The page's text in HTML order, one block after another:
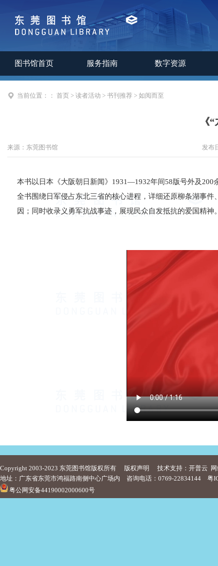
图书馆首页 服务指南 数字资源
当前位置：： 首页 > 读者活动 > 书刊推荐 > 如阅而至
《
来源： 东莞图书馆 发布
本书以日本《大阪朝日新闻》1931—1932年间58版号外及
全书围绕日军侵占东北三省的核心进程，详细还原柳条湖事
因；同时收录义勇军抗战事迹，展现民众自发抵抗的爱国精神
Copyright 2003-2023 东莞图书馆版权所有 版权声明 技术支持：开普云
地址：广东省东莞市鸿福路南侧中心广场内 咨询电话：0769-22834144 粤
粤公网安备44190002000600号